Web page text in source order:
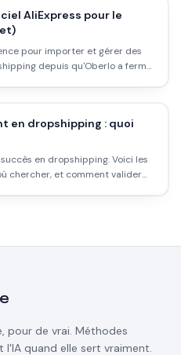
AliExpress pour le
pour importer et gérer des
depuis qu'Oberlo a fermé.
en dropshipping : quoi
en dropshipping. Voici les
chercher, et comment valider
pour de vrai. Méthodes
l'IA quand elle sert vraiment.